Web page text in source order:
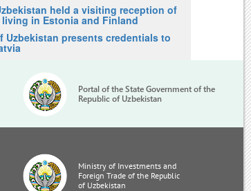
held a visiting reception of
in Estonia and Finland
Uzbekistan presents credentials to
Portal of the State Government of the
Republic of Uzbekistan
Ministry of Investments and
Foreign Trade of the Republic
of Uzbekistan